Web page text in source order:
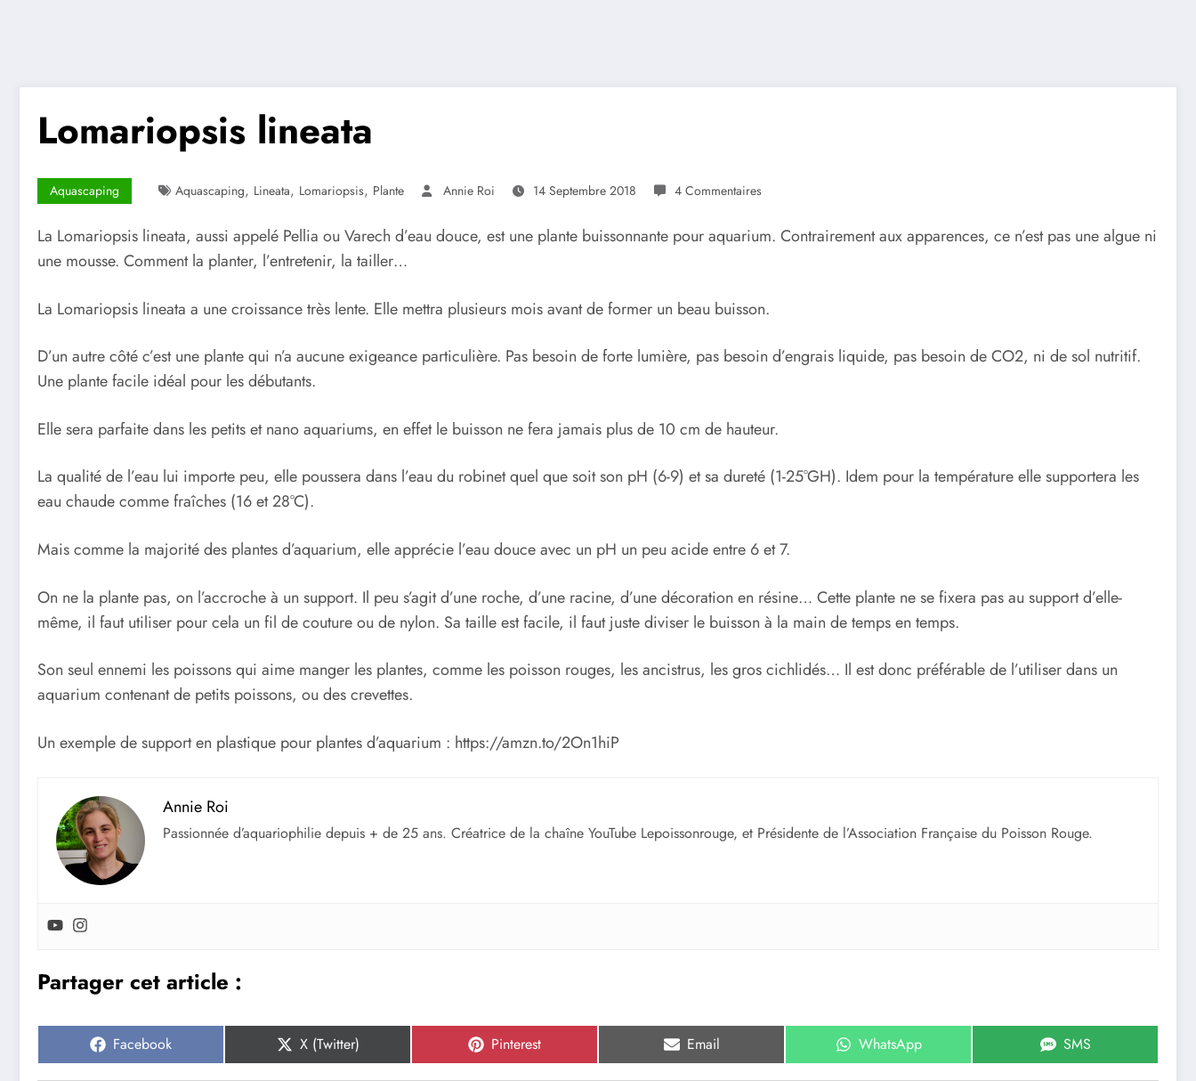
Lomariopsis lineata
Aquascaping Aquascaping, Lineata, Lomariopsis, Plante Annie Roi 14 Septembre 2018 4 Commentaires
La Lomariopsis lineata, aussi appelé Pellia ou Varech d’eau douce, est une plante buissonnante pour aquarium. Contrairement aux apparences, ce n’est pas une algue ni
une mousse. Comment la planter, l’entretenir, la tailler…
La Lomariopsis lineata a une croissance très lente. Elle mettra plusieurs mois avant de former un beau buisson.
D’un autre côté c’est une plante qui n’a aucune exigeance particulière. Pas besoin de forte lumière, pas besoin d’engrais liquide, pas besoin de CO2, ni de sol nutritif.
Une plante facile idéal pour les débutants.
Elle sera parfaite dans les petits et nano aquariums, en effet le buisson ne fera jamais plus de 10 cm de hauteur.
La qualité de l’eau lui importe peu, elle poussera dans l’eau du robinet quel que soit son pH (6-9) et sa dureté (1-25°GH). Idem pour la température elle supportera les
eau chaude comme fraîches (16 et 28°C).
Mais comme la majorité des plantes d’aquarium, elle apprécie l’eau douce avec un pH un peu acide entre 6 et 7.
On ne la plante pas, on l’accroche à un support. Il peu s’agit d’une roche, d’une racine, d’une décoration en résine… Cette plante ne se fixera pas au support d’elle-
même, il faut utiliser pour cela un fil de couture ou de nylon. Sa taille est facile, il faut juste diviser le buisson à la main de temps en temps.
Son seul ennemi les poissons qui aime manger les plantes, comme les poisson rouges, les ancistrus, les gros cichlidés… Il est donc préférable de l’utiliser dans un
aquarium contenant de petits poissons, ou des crevettes.
Un exemple de support en plastique pour plantes d’aquarium : https://amzn.to/2On1hiP
Annie Roi
Passionnée d’aquariophilie depuis + de 25 ans. Créatrice de la chaîne YouTube Lepoissonrouge, et Présidente de l’Association Française du Poisson Rouge.
Partager cet article :
Share
Facebook Share
X (Twitter) Share
Pinterest Share
Email Share
WhatsApp Share
SMS